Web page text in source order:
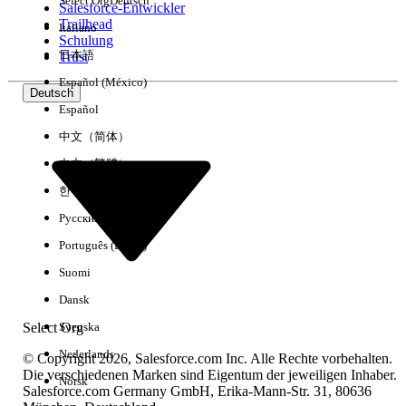
Erfahrung
Keine Ergebnisse
Salesforce-Entwickler
Trailhead
Schulung
Trust
Deutsch
Select Org
Italiano
日本語
Español (México)
Español
中文（简体）
中文（繁體）
한국어
Русский
Português (Brasil)
Suomi
Dansk
Svenska
Nederlands
Norsk
© Copyright 2026, Salesforce.com Inc. Alle Rechte vorbehalten.
Die verschiedenen Marken sind Eigentum der jeweiligen Inhaber.
Salesforce.com Germany GmbH, Erika-Mann-Str. 31, 80636